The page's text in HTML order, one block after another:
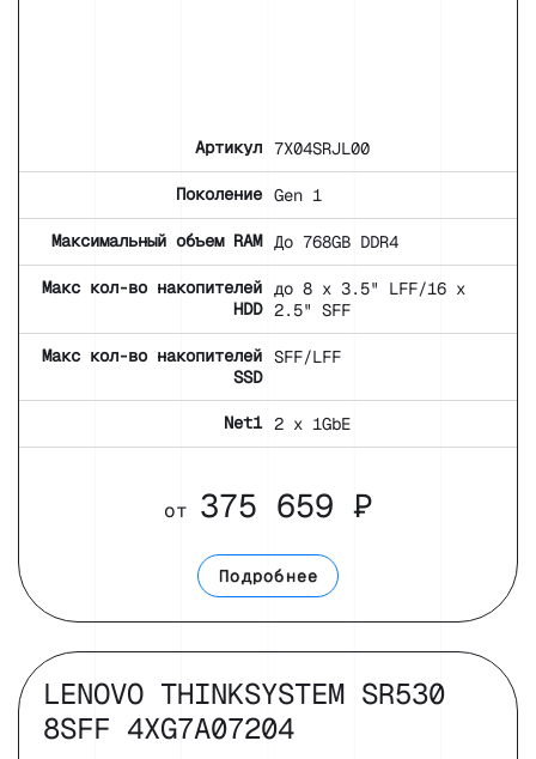
Артикул 7X04SRJL00
Поколение Gen 1
Максимальный объем RAM До 768GB DDR4
Макс кол-во накопителей
HDD
до 8 x 3.5" LFF/16 x
2.5" SFF
Макс кол-во накопителей
SSD
SFF/LFF
Net1 2 x 1GbE
от 375 659 ₽
Подробнее
LENOVO THINKSYSTEM SR530
8SFF 4XG7A07204